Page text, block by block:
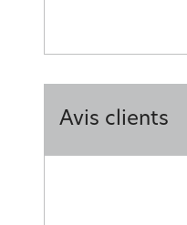
Avis clients